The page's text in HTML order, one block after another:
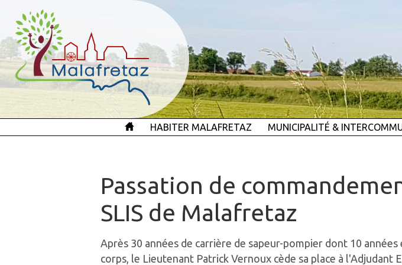
HABITER MALAFRETAZ MUNICIPALITÉ &
Passation de
SLIS de Malafretaz
Après 30 années de carrière de sapeur-pompier dont 10
corps, le Lieutenant Patrick Vernoux cède sa place à l'Adjudant